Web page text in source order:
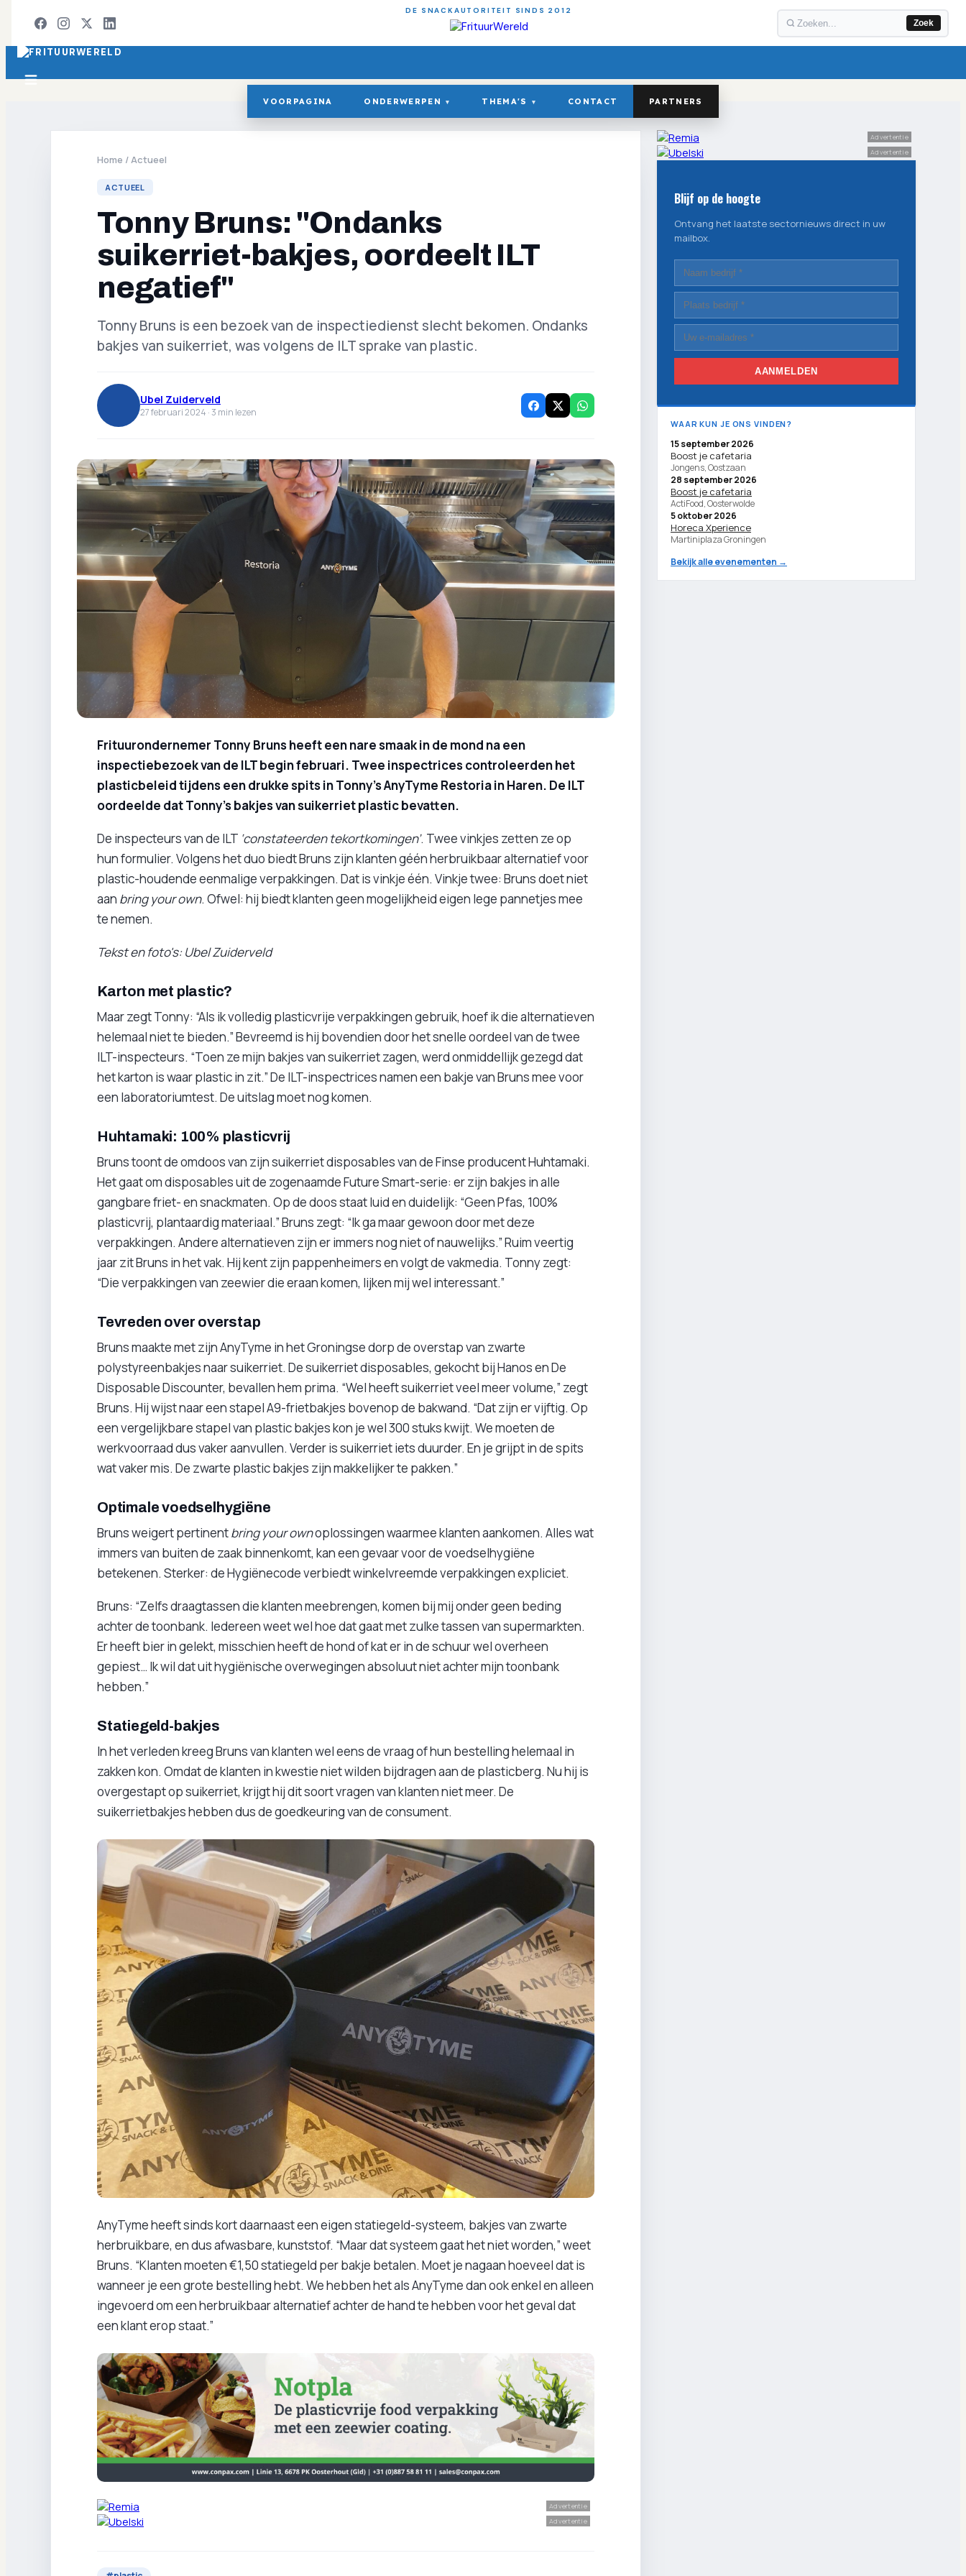
DE SNACKAUTORITEIT SINDS 2012
Zoek
VOORPAGINA ONDERWERPEN ▾ THEMA'S ▾ CONTACT PARTNERS
Home /Actueel
ACTUEEL
Tonny Bruns: "Ondanks
suikerriet-bakjes, oordeelt ILT
negatief"
Tonny Bruns is een bezoek van de inspectiedienst slecht bekomen. Ondanks
bakjes van suikerriet, was volgens de ILT sprake van plastic.
Ubel Zuiderveld
27 februari 2024 ·3 min lezen
Frituurondernemer Tonny Bruns heeft een nare smaak in de mond na een
inspectiebezoek van de ILT begin februari. Twee inspectrices controleerden het
plasticbeleid tijdens een drukke spits in Tonny’s AnyTyme Restoria in Haren. De ILT
oordeelde dat Tonny’s bakjes van suikerriet plastic bevatten.
De inspecteurs van de ILT ‘constateerden tekortkomingen’. Twee vinkjes zetten ze op
hun formulier. Volgens het duo biedt Bruns zijn klanten géén herbruikbaar alternatief voor
plastic-houdende eenmalige verpakkingen. Dat is vinkje één. Vinkje twee: Bruns doet niet
aan bring your own. Ofwel: hij biedt klanten geen mogelijkheid eigen lege pannetjes mee
te nemen.
Tekst en foto's: Ubel Zuiderveld
Karton met plastic?
Maar zegt Tonny: “Als ik volledig plasticvrije verpakkingen gebruik, hoef ik die alternatieven
helemaal niet te bieden.” Bevreemd is hij bovendien door het snelle oordeel van de twee
ILT-inspecteurs. “Toen ze mijn bakjes van suikerriet zagen, werd onmiddellijk gezegd dat
het karton is waar plastic in zit.” De ILT-inspectrices namen een bakje van Bruns mee voor
een laboratoriumtest. De uitslag moet nog komen.
Huhtamaki: 100% plasticvrij
Bruns toont de omdoos van zijn suikerriet disposables van de Finse producent Huhtamaki.
Het gaat om disposables uit de zogenaamde Future Smart-serie: er zijn bakjes in alle
gangbare friet- en snackmaten. Op de doos staat luid en duidelijk: “Geen Pfas, 100%
plasticvrij, plantaardig materiaal.” Bruns zegt: “Ik ga maar gewoon door met deze
verpakkingen. Andere alternatieven zijn er immers nog niet of nauwelijks.” Ruim veertig
jaar zit Bruns in het vak. Hij kent zijn pappenheimers en volgt de vakmedia. Tonny zegt:
“Die verpakkingen van zeewier die eraan komen, lijken mij wel interessant.”
Tevreden over overstap
Bruns maakte met zijn AnyTyme in het Groningse dorp de overstap van zwarte
polystyreenbakjes naar suikerriet. De suikerriet disposables, gekocht bij Hanos en De
Disposable Discounter, bevallen hem prima. “Wel heeft suikerriet veel meer volume,” zegt
Bruns. Hij wijst naar een stapel A9-frietbakjes bovenop de bakwand. “Dat zijn er vijftig. Op
een vergelijkbare stapel van plastic bakjes kon je wel 300 stuks kwijt. We moeten de
werkvoorraad dus vaker aanvullen. Verder is suikerriet iets duurder. En je grijpt in de spits
wat vaker mis. De zwarte plastic bakjes zijn makkelijker te pakken.”
Optimale voedselhygiëne
Bruns weigert pertinentbring your ownoplossingen waarmee klanten aankomen. Alles wat
immers van buiten de zaak binnenkomt, kan een gevaar voor de voedselhygiëne
betekenen. Sterker: de Hygiënecode verbiedt winkelvreemde verpakkingen expliciet.
Bruns: “Zelfs draagtassen die klanten meebrengen, komen bij mij onder geen beding
achter de toonbank. Iedereen weet wel hoe dat gaat met zulke tassen van supermarkten.
Er heeft bier in gelekt, misschien heeft de hond of kat er in de schuur wel overheen
gepiest… Ik wil dat uit hygiënische overwegingen absoluut niet achter mijn toonbank
hebben.”
Statiegeld-bakjes
In het verleden kreeg Bruns van klanten wel eens de vraag of hun bestelling helemaal in
zakken kon. Omdat de klanten in kwestie niet wilden bijdragen aan de plasticberg. Nu hij is
overgestapt op suikerriet, krijgt hij dit soort vragen van klanten niet meer. De
suikerrietbakjes hebben dus de goedkeuring van de consument.
AnyTyme heeft sinds kort daarnaast een eigen statiegeld-systeem, bakjes van zwarte
herbruikbare, en dus afwasbare, kunststof. “Maar dat systeem gaat het niet worden,” weet
Bruns. “Klanten moeten €1,50 statiegeld per bakje betalen. Moet je nagaan hoeveel dat is
wanneer je een grote bestelling hebt. We hebben het als AnyTyme dan ook enkel en alleen
ingevoerd om een herbruikbaar alternatief achter de hand te hebben voor het geval dat
een klant erop staat.”
Advertentie
Advertentie
Advertentie
Advertentie
Blijf op de hoogte
Ontvang het laatste sectornieuws direct in uw
mailbox.
AANMELDEN
WAAR KUN JE ONS VINDEN?
15 september 2026
Boost je cafetaria
Jongens, Oostzaan
28 september 2026
Boost je cafetaria
ActiFood, Oosterwolde
5 oktober 2026
Horeca Xperience
Martiniplaza Groningen
Bekijk alle evenementen →